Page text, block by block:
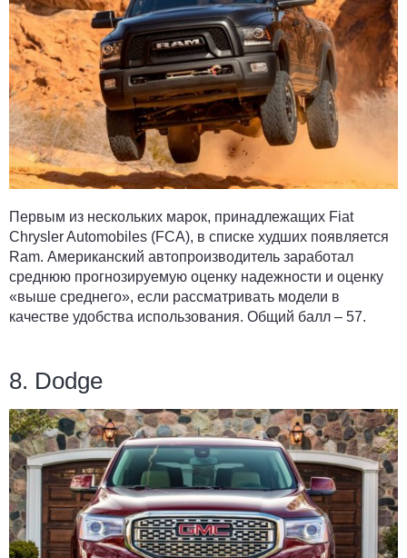
Первым из нескольких марок, принадлежащих Fiat
Chrysler Automobiles (FCA), в списке худших появляется
Ram. Американский автопроизводитель заработал
среднюю прогнозируемую оценку надежности и оценку
«выше среднего», если рассматривать модели в
качестве удобства использования. Общий балл – 57.
8. Dodge